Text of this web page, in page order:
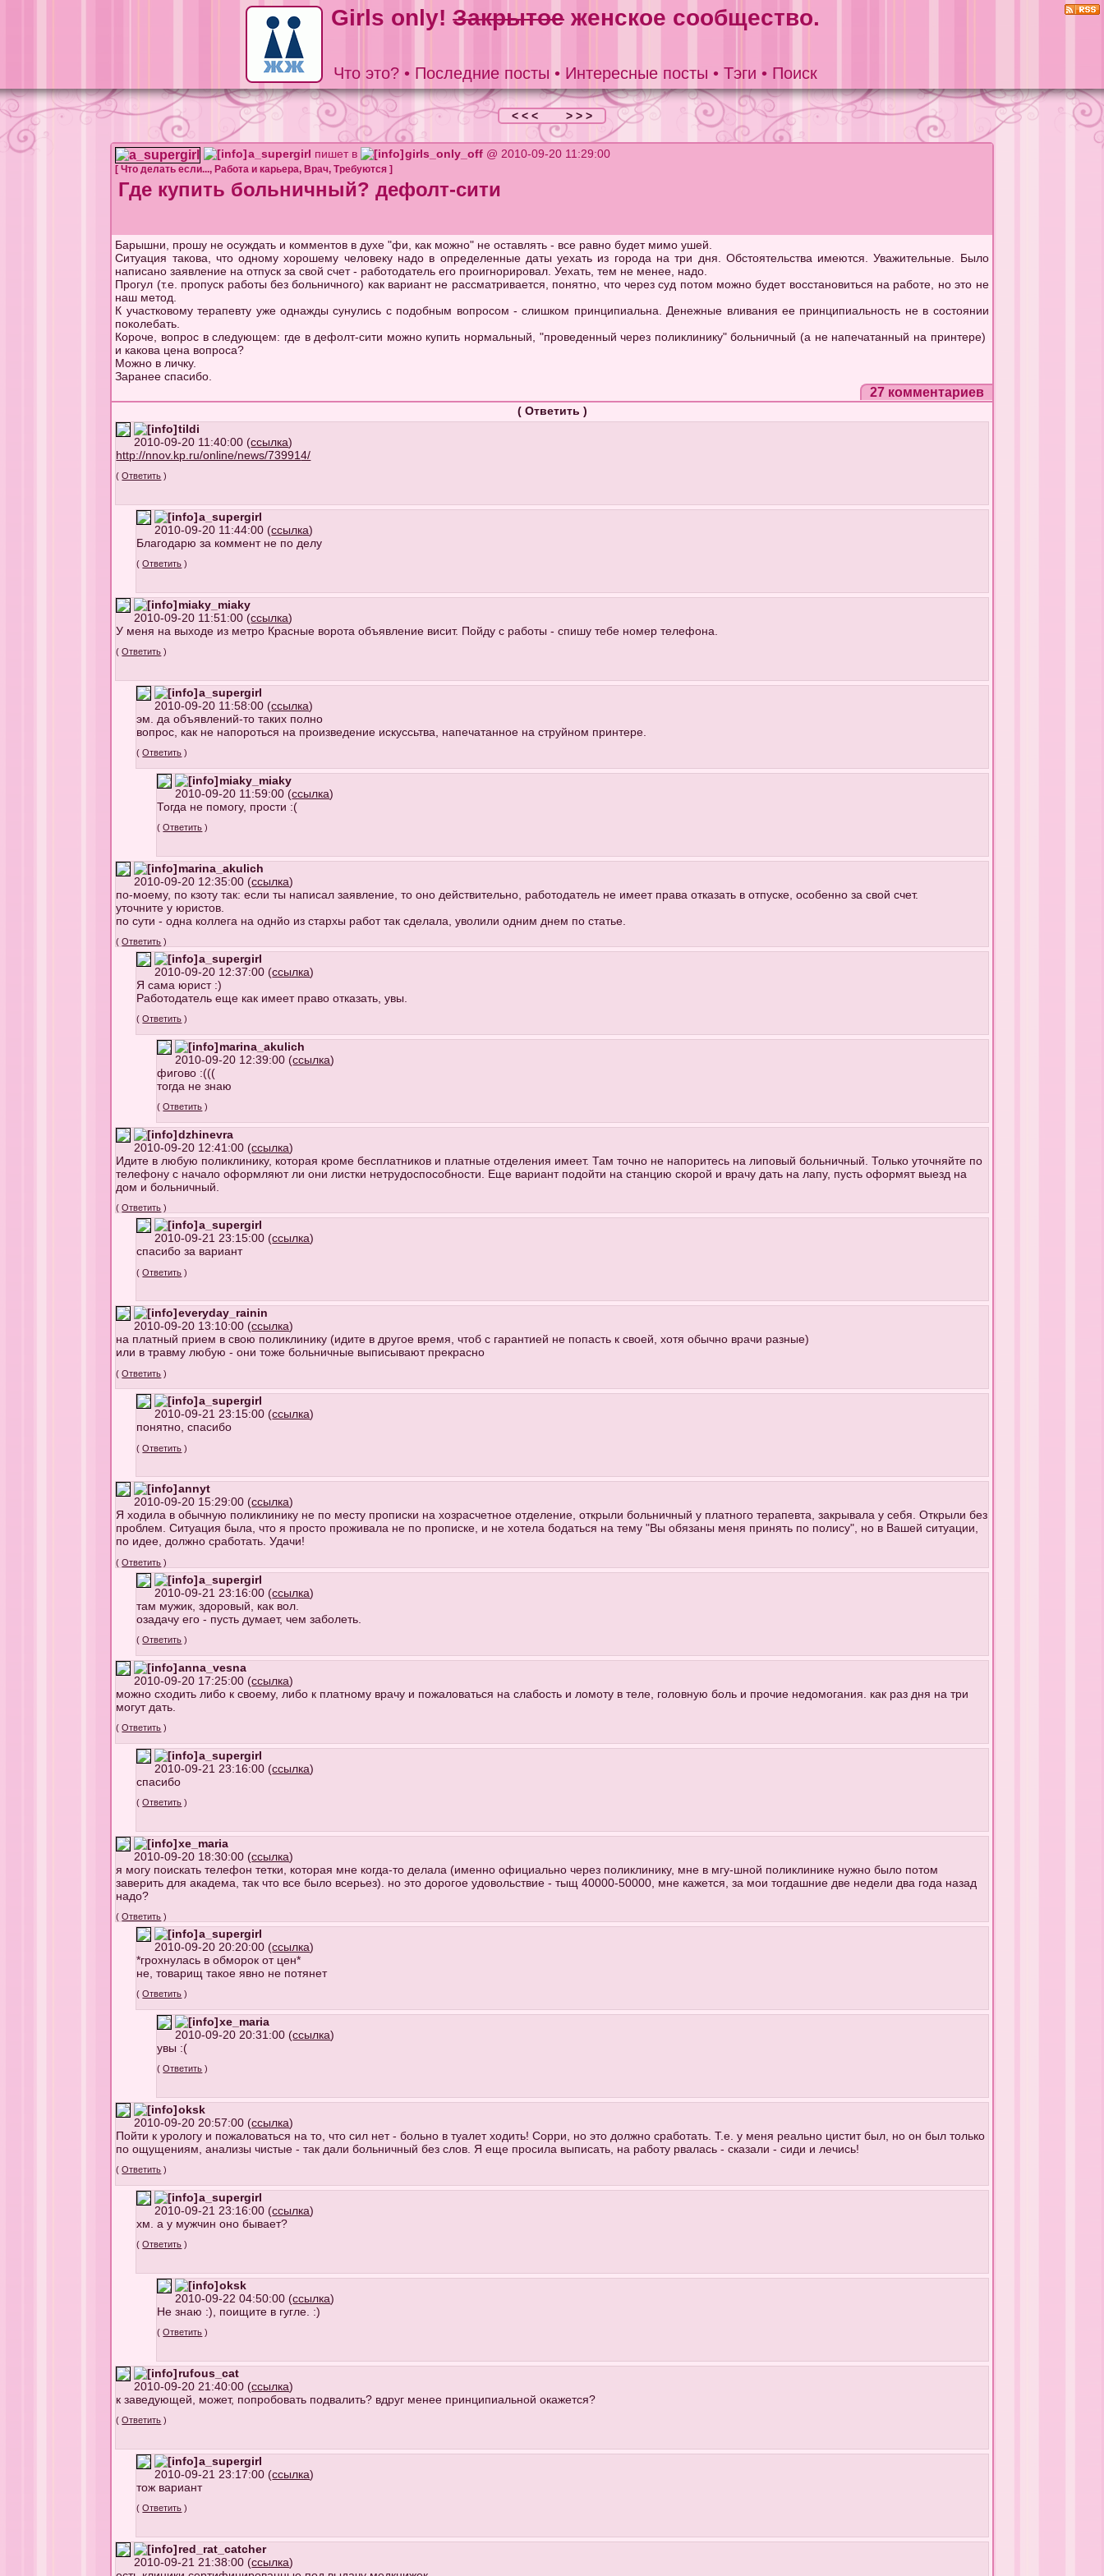
Girls only! Закрытое женское сообщество.
Что это? • Последние посты • Интересные посты • Тэги • Поиск
< < < > > >
a_supergirl пишет в girls_only_off @ 2010-09-20 11:29:00
[Что делать если..., Работа и карьера, Врач,Требуются ]
Где купить больничный? дефолт-сити
Барышни, прошу не осуждать и комментов в духе "фи, как можно" не оставлять - все равно будет мимо ушей.
Ситуация такова, что одному хорошему человеку надо в определенные даты уехать из города на три дня. Обстоятельства имеются. Уважительные. Было
написано заявление на отпуск за свой счет - работодатель его проигнорировал. Уехать, тем не менее, надо.
Прогул (т.е. пропуск работы без больничного) как вариант не рассматривается, понятно, что через суд потом можно будет восстановиться на работе, но это не
наш метод.
К участковому терапевту уже однажды сунулись с подобным вопросом - слишком принципиальна. Денежные вливания ее принципиальность не в состоянии
поколебать.
Короче, вопрос в следующем: где в дефолт-сити можно купить нормальный, "проведенный через поликлинику" больничный (а не напечатанный на принтере)
и какова цена вопроса?
Можно в личку.
Заранее спасибо.
27 комментариев
( Ответить )
tildi
2010-09-20 11:40:00 (ссылка)
http://nnov.kp.ru/online/news/739914/
(Ответить )
a_supergirl
2010-09-20 11:44:00 (ссылка)
Благодарю за коммент не по делу
(Ответить )
miaky_miaky
2010-09-20 11:51:00 (ссылка)
У меня на выходе из метро Красные ворота объявление висит. Пойду с работы - спишу тебе номер телефона.
(Ответить )
a_supergirl
2010-09-20 11:58:00 (ссылка)
эм. да объявлений-то таких полно
вопрос, как не напороться на произведение искуссьтва, напечатанное на струйном принтере.
(Ответить )
miaky_miaky
2010-09-20 11:59:00 (ссылка)
Тогда не помогу, прости :(
(Ответить )
marina_akulich
2010-09-20 12:35:00 (ссылка)
по-моему, по кзоту так: если ты написал заявление, то оно действительно, работодатель не имеет права отказать в отпуске, особенно за свой счет.
уточните у юристов.
по сути - одна коллега на однйо из стархы работ так сделала, уволили одним днем по статье.
(Ответить )
a_supergirl
2010-09-20 12:37:00 (ссылка)
Я сама юрист :)
Работодатель еще как имеет право отказать, увы.
(Ответить )
marina_akulich
2010-09-20 12:39:00 (ссылка)
фигово :(((
тогда не знаю
(Ответить )
dzhinevra
2010-09-20 12:41:00 (ссылка)
Идите в любую поликлинику, которая кроме бесплатников и платные отделения имеет. Там точно не напоритесь на липовый больничный. Только уточняйте по
телефону с начало оформляют ли они листки нетрудоспособности. Еще вариант подойти на станцию скорой и врачу дать на лапу, пусть оформят выезд на
дом и больничный.
(Ответить )
a_supergirl
2010-09-21 23:15:00 (ссылка)
спасибо за вариант
(Ответить )
everyday_rainin
2010-09-20 13:10:00 (ссылка)
на платный прием в свою поликлинику (идите в другое время, чтоб с гарантией не попасть к своей, хотя обычно врачи разные)
или в травму любую - они тоже больничные выписывают прекрасно
(Ответить )
a_supergirl
2010-09-21 23:15:00 (ссылка)
понятно, спасибо
(Ответить )
annyt
2010-09-20 15:29:00 (ссылка)
Я ходила в обычную поликлинику не по месту прописки на хозрасчетное отделение, открыли больничный у платного терапевта, закрывала у себя. Открыли без
проблем. Ситуация была, что я просто проживала не по прописке, и не хотела бодаться на тему "Вы обязаны меня принять по полису", но в Вашей ситуации,
по идее, должно сработать. Удачи!
(Ответить )
a_supergirl
2010-09-21 23:16:00 (ссылка)
там мужик, здоровый, как вол.
озадачу его - пусть думает, чем заболеть.
(Ответить )
anna_vesna
2010-09-20 17:25:00 (ссылка)
можно сходить либо к своему, либо к платному врачу и пожаловаться на слабость и ломоту в теле, головную боль и прочие недомогания. как раз дня на три
могут дать.
(Ответить )
a_supergirl
2010-09-21 23:16:00 (ссылка)
спасибо
(Ответить )
xe_maria
2010-09-20 18:30:00 (ссылка)
я могу поискать телефон тетки, которая мне когда-то делала (именно официально через поликлинику, мне в мгу-шной поликлинике нужно было потом
заверить для академа, так что все было всерьез). но это дорогое удовольствие - тыщ 40000-50000, мне кажется, за мои тогдашние две недели два года назад
надо?
(Ответить )
a_supergirl
2010-09-20 20:20:00 (ссылка)
*грохнулась в обморок от цен*
не, товарищ такое явно не потянет
(Ответить )
xe_maria
2010-09-20 20:31:00 (ссылка)
увы :(
(Ответить )
oksk
2010-09-20 20:57:00 (ссылка)
Пойти к урологу и пожаловаться на то, что сил нет - больно в туалет ходить! Сорри, но это должно сработать. Т.е. у меня реально цистит был, но он был только
по ощущениям, анализы чистые - так дали больничный без слов. Я еще просила выписать, на работу рвалась - сказали - сиди и лечись!
(Ответить )
a_supergirl
2010-09-21 23:16:00 (ссылка)
хм. а у мужчин оно бывает?
(Ответить )
oksk
2010-09-22 04:50:00 (ссылка)
Не знаю :), поищите в гугле. :)
(Ответить )
rufous_cat
2010-09-20 21:40:00 (ссылка)
к заведующей, может, попробовать подвалить? вдруг менее принципиальной окажется?
(Ответить )
a_supergirl
2010-09-21 23:17:00 (ссылка)
тож вариант
(Ответить )
red_rat_catcher
2010-09-21 21:38:00 (ссылка)